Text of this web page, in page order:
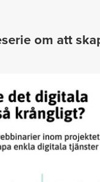
om att